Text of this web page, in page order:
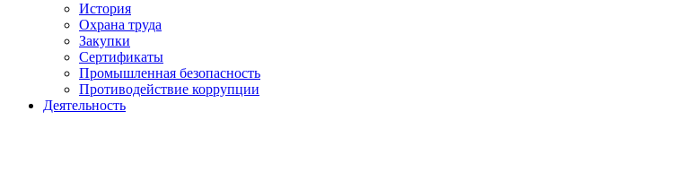
История
Охрана труда
Закупки
Сертификаты
Промышленная безопасность
Противодействие коррупции
Деятельность